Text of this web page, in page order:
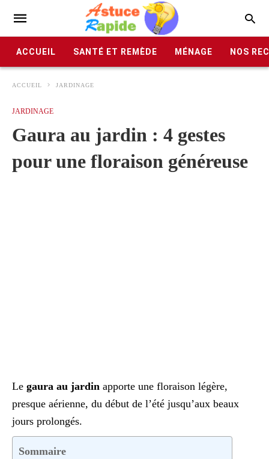
ACCUEIL SANTÉ ET REMÈDE MÉNAGE NOS
ACCUEIL JARDINAGE
JARDINAGE
Gaura au jardin : 4 gestes
pour une floraison généreuse
Le gaura au jardin apporte une floraison légère,
presque aérienne, du début de l’été jusqu’aux beaux
jours prolongés.
Sommaire